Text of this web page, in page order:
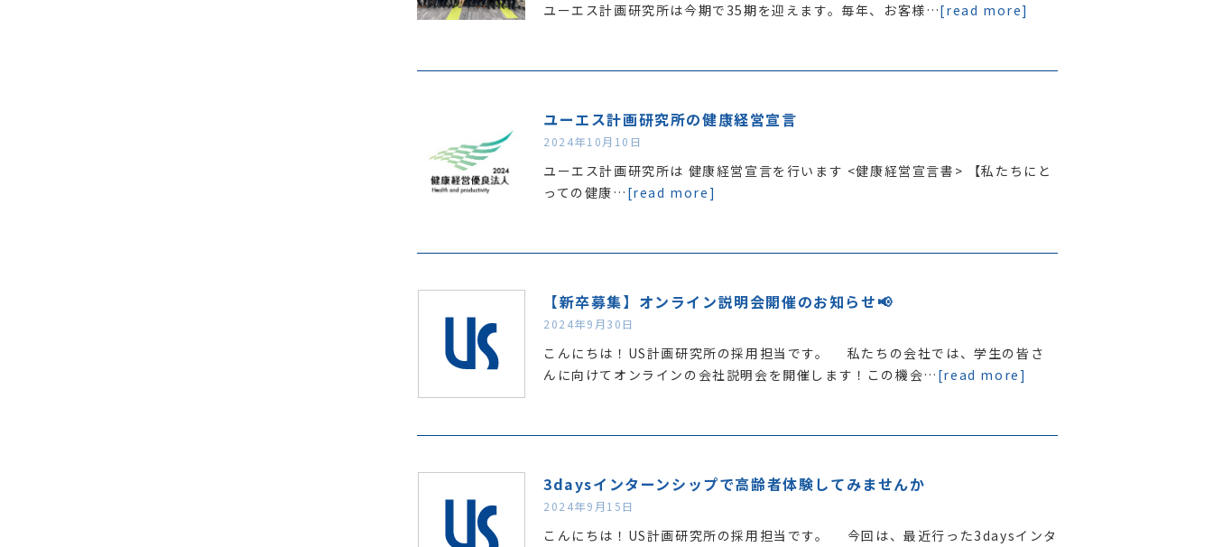
ユーエス計画研究所は今期で35期を迎えます。毎年、お客様…[read more]
ユーエス計画研究所の健康経営宣言
2024年10月10日
ユーエス計画研究所は 健康経営宣言を行います <健康経営宣言書> 【私たちにと
っての健康… [read more]
【新卒募集】オンライン説明会開催のお知らせ📢
2024年9月30日
こんにちは！US計画研究所の採用担当です。 私たちの会社では、学生の皆さ
んに向けてオンラインの会社説明会を開催します！この機会… [read more]
3daysインターンシップで高齢者体験してみませんか
2024年9月15日
こんにちは！US計画研究所の採用担当です。 今回は、最近行った3daysインタ